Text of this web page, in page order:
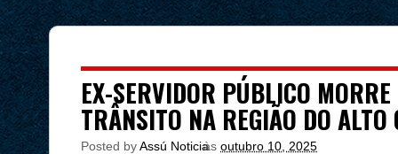
EX-SERVIDOR PÚBLICO
TRÂNSITO NA REGIÃO DO ALTO
Posted byAssú Noticia
às outubro 10, 2025